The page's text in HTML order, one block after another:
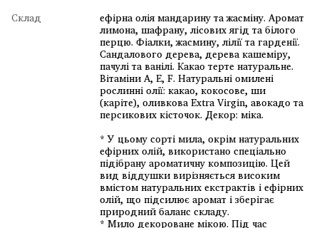
Склад ефірна олія мандарину та жасміну. Аромат
лимона, шафрану, лісових ягід та білого
перцю. Фіалки, жасмину, лілії та гарденії.
Сандалового дерева, дерева кашеміру,
пачулі та ванілі. Какао терте натуральне.
Вітаміни А, Е, F. Натуральні омилені
рослинні олії: какао, кокосове, ши
(каріте), оливкова Extra Virgin, авокадо та
персикових кісточок. Декор: міка.
* У цьому сорті мила, окрім натуральних
ефірних олій, використано спеціально
підібрану ароматичну композицію. Цей
вид віддушки вирізняється високим
вмістом натуральних екстрактів і ефірних
олій, що підсилює аромат і зберігає
природний баланс складу.
* Мило декороване мікою. Під час